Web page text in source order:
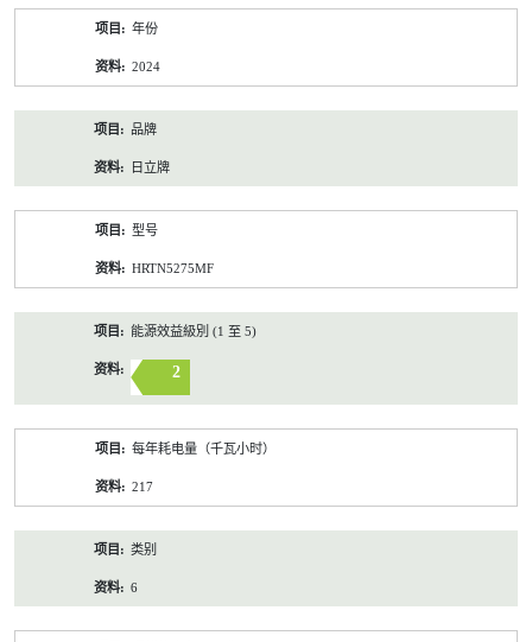
年份
2024
品牌
日立牌
型号
HRTN5275MF
能源效益級別 (1 至 5)
2
每年耗电量（千瓦小时）
217
类别
6